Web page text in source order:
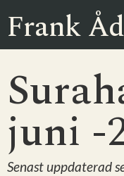
Frank
juni -
Senast uppdaterad